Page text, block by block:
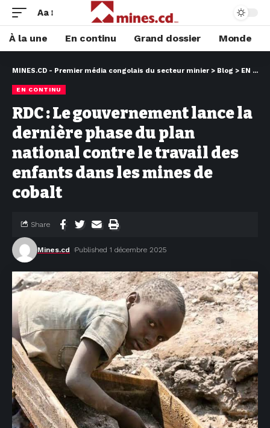
Aa
À la une En continu Grand dossier Monde
MINES.CD - Premier média congolais du secteur minier > Blog > EN CONTINU
EN CONTINU
RDC : Le gouvernement lance la
dernière phase du plan
national contre le travail des
enfants dans les mines de
cobalt
Mines.cd Published 1 décembre 2025
Share